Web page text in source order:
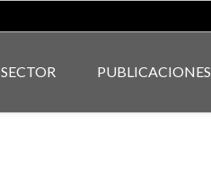
SECTOR PUBLICACIONES